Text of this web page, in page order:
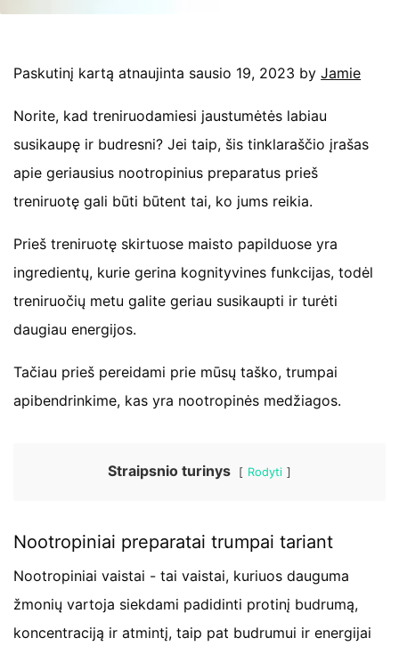
Paskutinį kartą atnaujinta sausio 19, 2023 byJamie
Norite, kad treniruodamiesi jaustumėtės labiau
susikaupę ir budresni? Jei taip, šis tinklaraščio įrašas
apie geriausius nootropinius preparatus prieš
treniruotę gali būti būtent tai, ko jums reikia.
Prieš treniruotę skirtuose maisto papilduose yra
ingredientų, kurie gerina kognityvines funkcijas, todėl
treniruočių metu galite geriau susikaupti ir turėti
daugiau energijos.
Tačiau prieš pereidami prie mūsų taško, trumpai
apibendrinkime, kas yra nootropinės medžiagos.
Straipsnio turinys Rodyti
Nootropiniai preparatai trumpai tariant
Nootropiniai vaistai - tai vaistai, kuriuos dauguma
žmonių vartoja siekdami padidinti protinį budrumą,
koncentraciją ir atmintį, taip pat budrumui ir energijai